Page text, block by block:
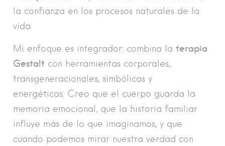
la confianza en los procesos naturales de la
vida.
Mi enfoque es integrador: combina la terapia
Gestalt con herramientas corporales,
transgeneracionales, simbólicas y
energéticas. Creo que el cuerpo guarda la
memoria emocional, que la historia familiar
influye más de lo que imaginamos, y que
cuando podemos mirar nuestra verdad con